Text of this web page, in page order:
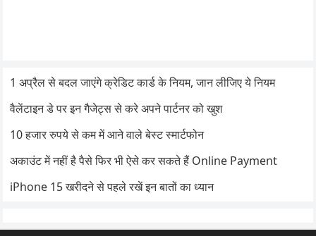
1 अप्रैल से बदल जाएंगे क्रेडिट कार्ड के नियम, जान लीजिए ये नियम
वैलेंटाइन डे पर इन गैजेट्स से करे अपने पार्टनर को खुश
10 हजार रुपये से कम में आने वाले बेस्ट स्मार्टफोन
अकाउंट में नहीं है पैसे फिर भी ऐसे कर सकते हैं Online Payment
iPhone 15 खरीदने से पहले रखें इन बातों का ध्यान